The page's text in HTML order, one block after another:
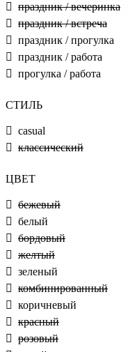
праздник / вечеринка
праздник / встреча
праздник / прогулка
праздник / работа
прогулка / работа
СТИЛЬ
casual
классический
ЦВЕТ
бежевый
белый
бордовый
желтый
зеленый
комбинированный
коричневый
красный
розовый